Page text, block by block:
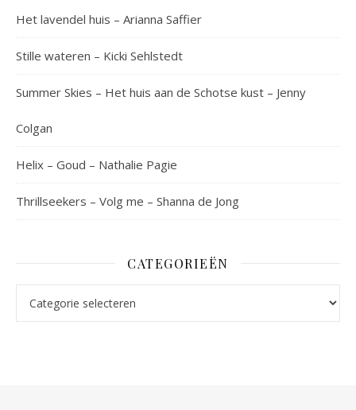
Het lavendel huis – Arianna Saffier
Stille wateren – Kicki Sehlstedt
Summer Skies – Het huis aan de Schotse kust – Jenny
Colgan
Helix – Goud – Nathalie Pagie
Thrillseekers – Volg me – Shanna de Jong
CATEGORIEËN